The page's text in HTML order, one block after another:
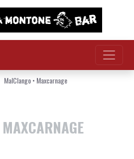
MalClango • Maxcarnage